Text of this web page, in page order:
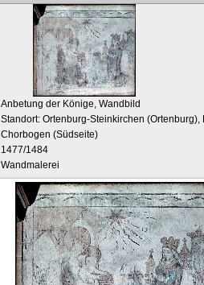
Anbetung der Könige, Wandbild
Standort: Ortenburg-Steinkirchen
Chorbogen (Südseite)
1477/1484
Wandmalerei